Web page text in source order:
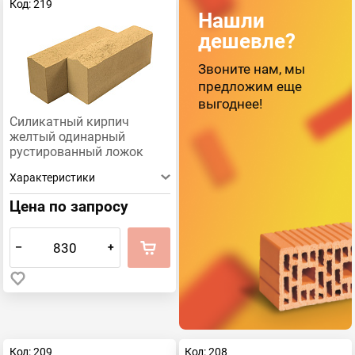
Код: 219
Силикатный кирпич
желтый одинарный
рустированный ложок
Характеристики
Цена по запросу
– +
Нашли
дешевле?
Звоните нам, мы
предложим еще
выгоднее!
Код: 209 Код: 208